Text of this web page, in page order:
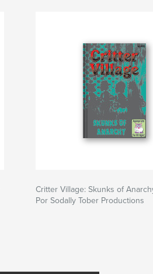
Critter Village: Skunks of
Por Sodally Tober Productions